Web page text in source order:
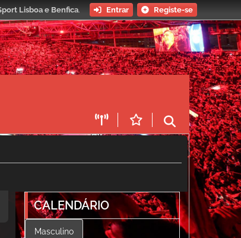
Lisboa e Benfica. Entrar Registe-se
CALENDÁRIO
Masculino